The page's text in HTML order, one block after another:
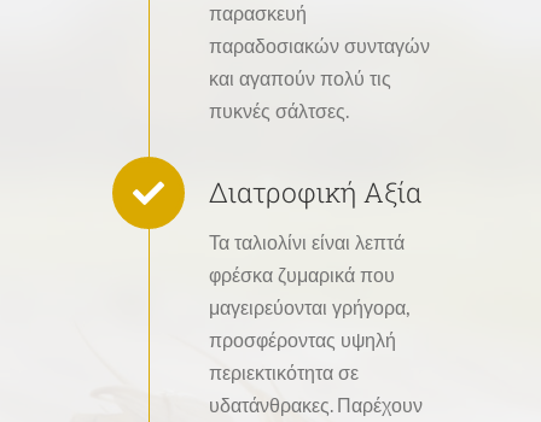
παρασκευή
παραδοσιακών συνταγών
και αγαπούν πολύ τις
πυκνές σάλτσες.
Διατροφική Αξία
Τα ταλιολίνι είναι λεπτά
φρέσκα ζυμαρικά που
μαγειρεύονται γρήγορα,
προσφέροντας υψηλή
περιεκτικότητα σε
υδατάνθρακες. Παρέχουν